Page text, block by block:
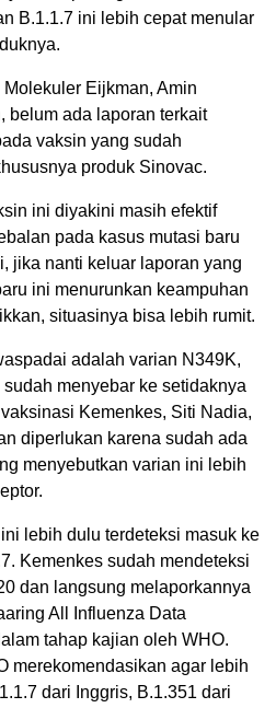
B.1.1.7 ini lebih cepat menular
Eijkman, Amin
belum ada laporan terkait
vaksin yang sudah
produk Sinovac.
ini diyakini masih efektif
pada kasus mutasi baru
jika nanti keluar laporan yang
ini menurunkan keampuhan
situasinya bisa lebih rumit.
adalah varian N349K,
menyebar ke setidaknya
Kemenkes, Siti Nadia,
diperlukan karena sudah ada
menyebutkan varian ini lebih
lebih dulu terdeteksi masuk ke
Kemenkes sudah mendeteksi
dan langsung melaporkannya
All Influenza Data
tahap kajian oleh WHO.
merekomendasikan agar lebih
dari Inggris, B.1.351 dari